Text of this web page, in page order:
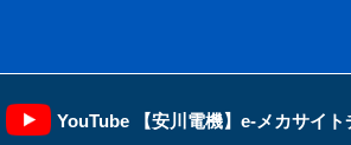
YouTube 【安川電機】e-メカサイト